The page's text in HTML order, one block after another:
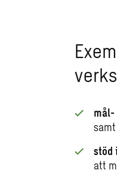
mål-
stöd
att